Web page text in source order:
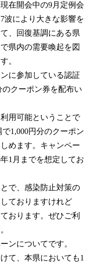
在開会中の9月定例会
波により大きな影響を
、回復基調にある県
県内の需要喚起を図
。
に参加している認証
のクーポン券を配布い
用可能ということで
1,000円分のクーポン
めます。キャンペー
1月までを想定してお
で、感染防止対策の
ておりますけれど
おります。ぜひご利
ンについてです。
て、本県においても1